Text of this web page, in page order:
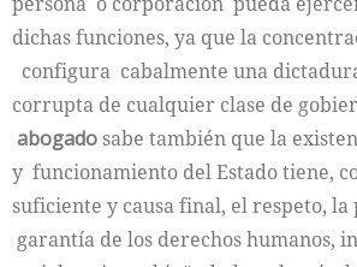
dichas funciones, ya que la
configura cabalmente una
corrupta de cualquier clase de
abogadosabe también que la
y funcionamiento del Estado tiene,
suficiente y causa final, el respeto,
garantía de los derechos humanos,